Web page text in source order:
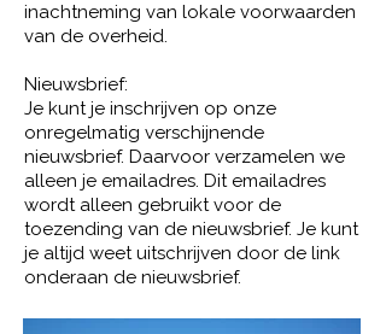
inachtneming van lokale voorwaarden
van de overheid.
Nieuwsbrief:
Je kunt je inschrijven op onze
onregelmatig verschijnende
nieuwsbrief. Daarvoor verzamelen we
alleen je emailadres. Dit emailadres
wordt alleen gebruikt voor de
toezending van de nieuwsbrief. Je kunt
je altijd weet uitschrijven door de link
onderaan de nieuwsbrief.